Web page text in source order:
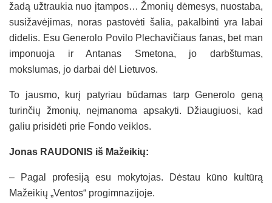
žadą užtraukia nuo įtampos… Žmonių dėmesys, nuostaba,
susižavėjimas, noras pastovėti šalia, pakalbinti yra labai
didelis. Esu Generolo Povilo Plechavičiaus fanas, bet man
imponuoja ir Antanas Smetona, jo darbštumas,
mokslumas, jo darbai dėl Lietuvos.
To jausmo, kurį patyriau būdamas tarp Generolo geną
turinčių žmonių, neįmanoma apsakyti. Džiaugiuosi, kad
galiu prisidėti prie Fondo veiklos.
Jonas RAUDONIS iš Mažeikių:
– Pagal profesiją esu mokytojas. Dėstau kūno kultūrą
Mažeikių „Ventos“ progimnazijoje.